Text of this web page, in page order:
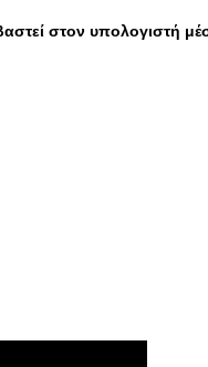
στον υπολογιστή